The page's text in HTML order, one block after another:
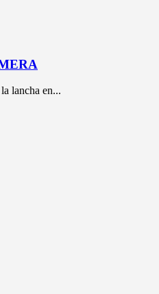
lancha en...